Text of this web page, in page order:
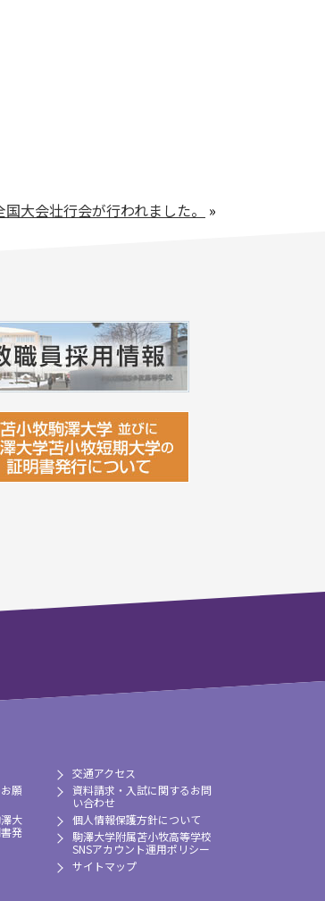
大会壮行会が行われました。 »
願
大
発
交通アクセス
資料請求・入試に関するお問
い合わせ
個人情報保護方針について
駒澤大学附属苫小牧高等学校
SNSアカウント運用ポリシー
サイトマップ